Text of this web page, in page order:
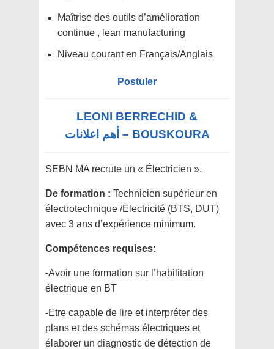
Maîtrise des outils d’amélioration
continue , lean manufacturing
Niveau courant en Français/Anglais
Postuler
LEONI BERRECHID &
BOUSKOURA – أهم اعلانات
SEBN MA recrute un « Électricien ».
De formation : Technicien supérieur en
électrotechnique /Electricité (BTS, DUT)
avec 3 ans d’expérience minimum.
Compétences requises:
-Avoir une formation sur l’habilitation
électrique en BT
-Etre capable de lire et interpréter des
plans et des schémas électriques et
élaborer un diagnostic de détection de